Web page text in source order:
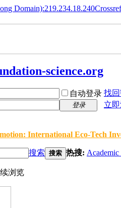
Domain):219.234.18.240
自动登录 找
登录
立
International Eco-Tech
搜索 搜索 热搜:
浏览